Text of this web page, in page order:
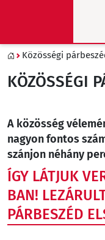
Közösségi
KÖZÖSSÉGI
A közösség
nagyon fontos
szánjon néhány
ÍGY LÁTJUK
BAN!
PÁRBESZÉD